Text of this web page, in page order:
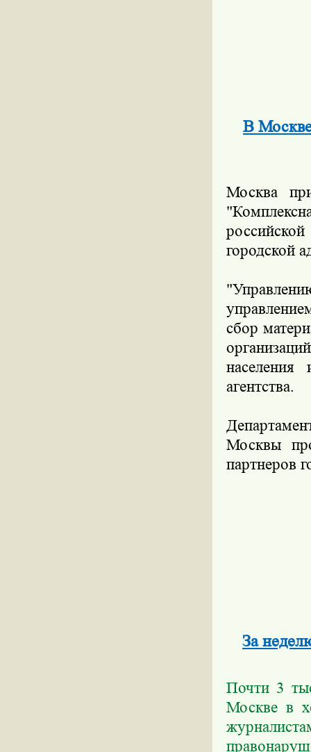
В Москве
Москва
городской
сбор
населения
агентства.
Москвы
партнеров
За
Почти 3
Москве в